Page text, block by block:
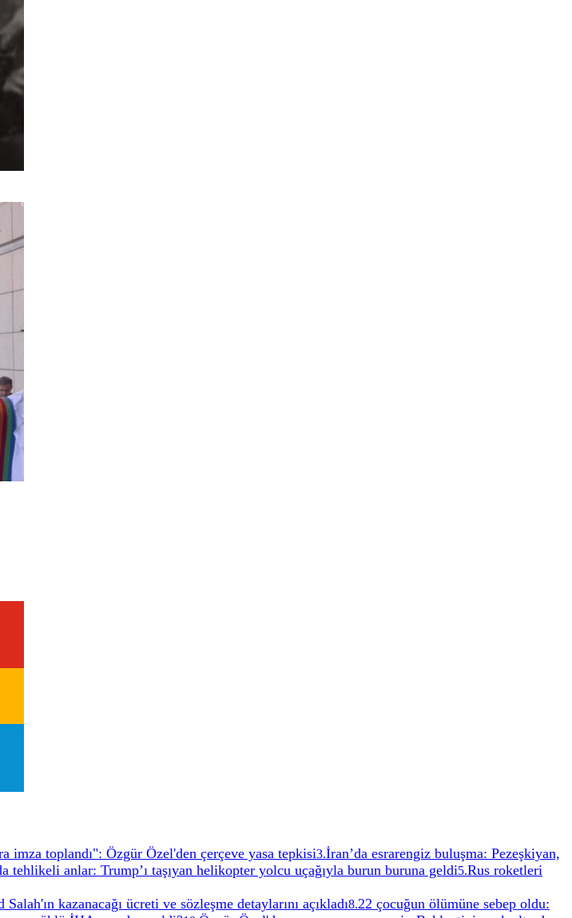
imza toplandı": Özgür Özel'den çerçeve yasa tepkisi3.İran’da esrarengiz buluşma: Pezeşkiyan,
tehlikeli anlar: Trump’ı taşıyan helikopter yolcu uçağıyla burun buruna geldi5.Rus roketleri
kazanacağı ücreti ve sözleşme detaylarını açıkladı8.22 çocuğun ölümüne sebep oldu: